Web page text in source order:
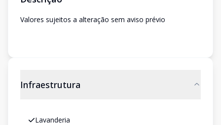
Valores sujeitos a alteração sem aviso prévio
Infraestrutura
Lavanderia